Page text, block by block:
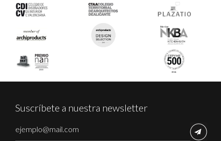
Suscríbete a nuestra newsletter